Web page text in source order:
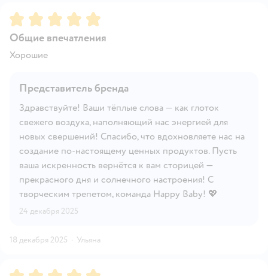
Рейтинг:5
Общие впечатления
Хорошие
Представитель бренда
Здравствуйте! Ваши тёплые слова — как глоток
свежего воздуха, наполняющий нас энергией для
новых свершений! Спасибо, что вдохновляете нас на
создание по-настоящему ценных продуктов. Пусть
ваша искренность вернётся к вам сторицей —
прекрасного дня и солнечного настроения! С
творческим трепетом, команда Happy Baby! 💖
24 декабря 2025
18 декабря 2025 · Ульяна
Рейтинг:5